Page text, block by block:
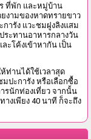
ที่พัก และหมู่บ้าน
งามของหาดทรายขาว
ารัง แวะชมฝูงลิงแสม
ระทานอาหารกลางวัน
ะโค้งเข้าหากัน เป็น
ท่านได้ใช้เวลาสุด
ปะการัง หรือเลือกซื้อ
รนักท่องเที่ยว จากนั้น
างเพียง 40 นาที ก็จะถึง